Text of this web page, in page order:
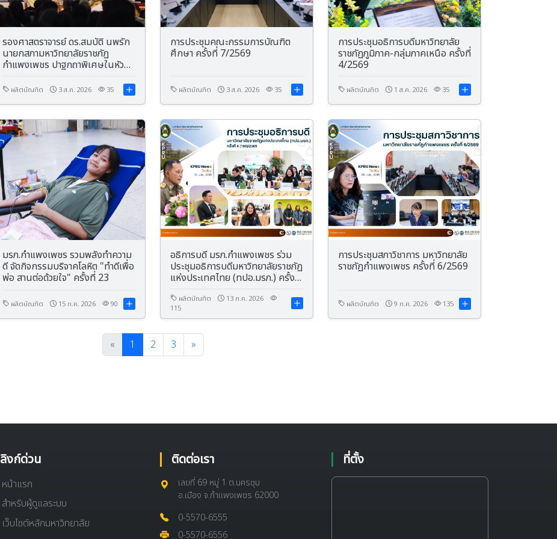
รองศาสตราจารย์ ดร.สมบัติ นพรัก
นายกสภามหาวิทยาลัยราชภัฏ
กำแพงเพชร ปาฐกถาพิเศษในหัวข้อ
จากรากฐานแห่งภูมิปัญญา สู่
ผลิตบัณฑิต 3 ส.ค. 2026 35
การประชุมคณะกรรมการบัณฑิต
ศึกษา ครั้งที่ 7/2569
ผลิตบัณฑิต 3 ส.ค. 2026 35
การประชุมอธิการบดีมหาวิทยาลัย
ราชภัฏภูมิภาค-กลุ่มภาคเหนือ ครั้งที่
4/2569
ผลิตบัณฑิต 1 ส.ค. 2026 35
มรภ.กำแพงเพชร รวมพลังทำความ
ดี จัดกิจกรรมบริจาคโลหิต "ทำดีเพื่อ
พ่อ สานต่อด้วยใจ" ครั้งที่ 23
ผลิตบัณฑิต 15 ก.ค. 2026 90
อธิการบดี มรภ.กำแพงเพชร ร่วม
ประชุมอธิการบดีมหาวิทยาลัยราชภัฏ
แห่งประเทศไทย (ทปอ.มรภ.) ครั้งที่
ผลิตบัณฑิต
13 ก.ค. 2026
115
การประชุมสภาวิชาการ มหาวิทยาลัย
ราชภัฏกำแพงเพชร ครั้งที่ 6/2569
ผลิตบัณฑิต 9 ก.ค. 2026 135
« 1 2 3 »
ลิงก์ด่วน
หน้าแรก
สำหรับผู้ดูแลระบบ
เว็บไซต์หลักมหาวิทยาลัย
ติดต่อเรา
เลขที่ 69 หมู่ 1 ต.นครชุม
อ.เมือง จ.กำแพงเพชร 62000
0-5570-6555
0-5570-6556
ที่ตั้ง